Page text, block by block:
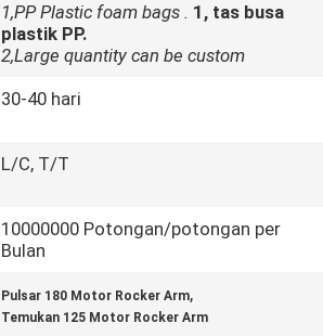
1,PP Plastic foam bags . 1, tas busa
plastik PP.
2,Large quantity can be custom
30-40 hari
L/C, T/T
10000000 Potongan/potongan per
Bulan
Pulsar 180 Motor Rocker Arm,
Temukan 125 Motor Rocker Arm